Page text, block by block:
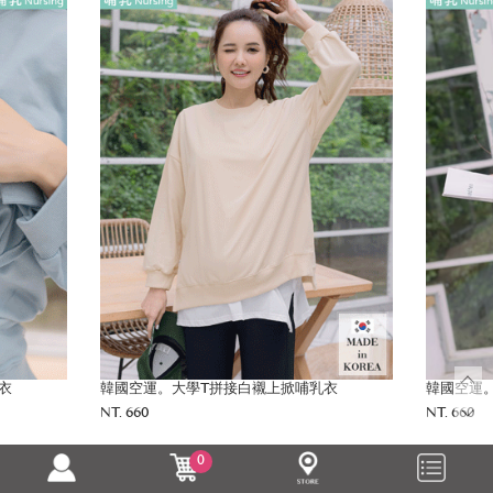
韓國空運。大學T拼接白襯上掀哺乳衣
NT. 660
韓國空運
NT. 660
0